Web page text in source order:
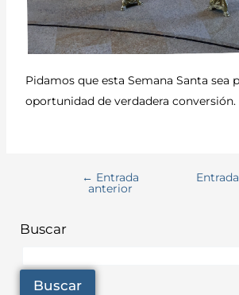
Pidamos que esta Semana Santa sea
oportunidad de verdadera conversión.
← Entrada
anterior
Buscar
Buscar